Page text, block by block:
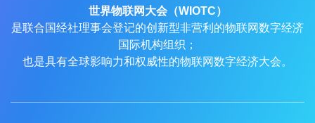
世界物联网大会（WIOTC）
是联合国经社理事会登记的创新型非营利的物联网数字经济
国际机构组织；
也是具有全球影响力和权威性的物联网数字经济大会。